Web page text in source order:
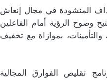
المنشودة في مجال إنعاش
وضوح الرؤية أمام الفاعلين
بموازاة مع تخفيف
تقليص الفوارق المجالية